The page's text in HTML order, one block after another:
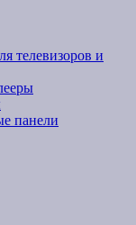
телевизоров и
панели